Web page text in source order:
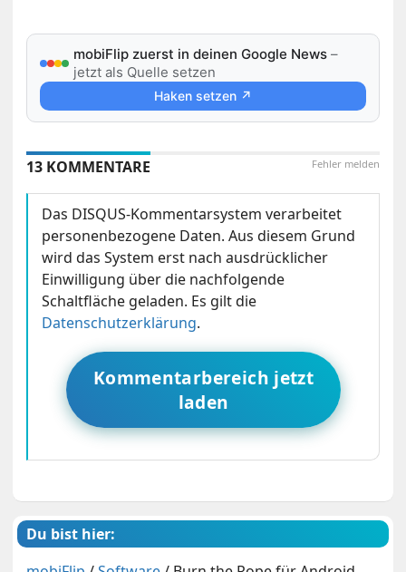
mobiFlip zuerst in deinen Google News –
jetzt als Quelle setzen
Haken setzen ↗
Fehler melden
13 KOMMENTARE
Das DISQUS-Kommentarsystem verarbeitet
personenbezogene Daten. Aus diesem Grund
wird das System erst nach ausdrücklicher
Einwilligung über die nachfolgende
Schaltfläche geladen. Es gilt die
Datenschutzerklärung.
Kommentarbereich jetzt
laden
Du bist hier: